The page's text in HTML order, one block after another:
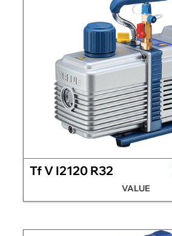
Tf V I2120 R32
VALUE